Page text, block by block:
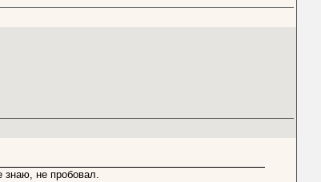
знаю, не пробовал.